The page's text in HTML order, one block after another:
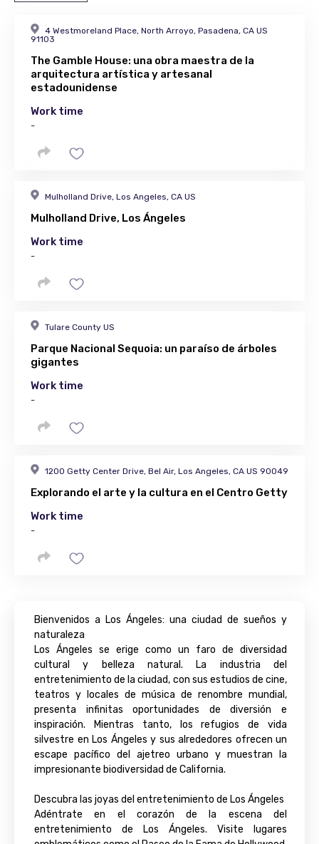
4 Westmoreland Place, North Arroyo, Pasadena, CA US
91103
The Gamble House: una obra maestra de la
arquitectura artística y artesanal
estadounidense
Work time
-
Mulholland Drive, Los Angeles, CA US
Mulholland Drive, Los Ángeles
Work time
-
Tulare County US
Parque Nacional Sequoia: un paraíso de árboles
gigantes
Work time
-
1200 Getty Center Drive, Bel Air, Los Angeles, CA US 90049
Explorando el arte y la cultura en el Centro Getty
Work time
-
Bienvenidos a Los Ángeles: una ciudad de sueños y
naturaleza
Los Ángeles se erige como un faro de diversidad
cultural y belleza natural. La industria del
entretenimiento de la ciudad, con sus estudios de cine,
teatros y locales de música de renombre mundial,
presenta infinitas oportunidades de diversión e
inspiración. Mientras tanto, los refugios de vida
silvestre en Los Ángeles y sus alrededores ofrecen un
escape pacífico del ajetreo urbano y muestran la
impresionante biodiversidad de California.
Descubra las joyas del entretenimiento de Los Ángeles
Adéntrate en el corazón de la escena del
entretenimiento de Los Ángeles. Visite lugares